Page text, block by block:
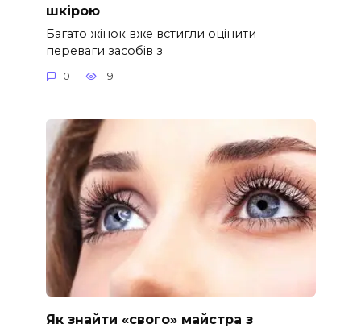
шкірою
Багато жінок вже встигли оцінити
переваги засобів з
0 19
Як знайти «свого» майстра з